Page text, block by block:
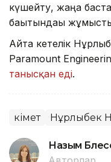
күшейту, жаңа
бағытындағы
Айта кетелік
Paramount
танысқан еді.
Үкімет Нұрлыбек
Назым